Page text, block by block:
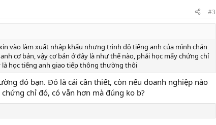
#3
vào làm xuất nhập khẩu nhưng trình độ tiếng anh của mình chán
cơ bản, vậy cơ bản ở đây là như thế nào, phải học mấy chứng chỉ
là học tiếng anh giao tiếp thông thường thôi
đó bạn. Đó là cái cần thiết, còn nếu doanh nghiệp nào
chỉ đó, có vẫn hơn mà đúng ko b?